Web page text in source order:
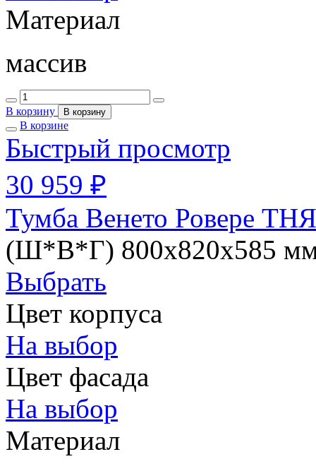
Материал
массив
В корзину В корзину
В корзине
Быстрый просмотр
30 959 ₽
Тумба Венето Ровере
(Ш*В*Г) 800х820х585
Выбрать
Цвет корпуса
На выбор
Цвет фасада
На выбор
Материал